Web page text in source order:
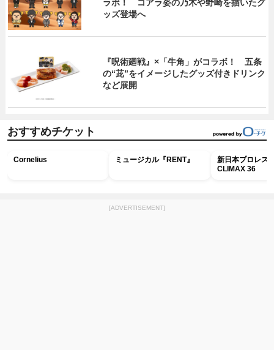
ラボ！ コアラ姿の乃木や野崎を描いたグ
ッズ登場へ
『呪術廻戦』×「牛角」がコラボ！ 五条
の“茈”をイメージしたグッズ付きドリンク
など展開
おすすめチケット
Cornelius ミュージカル『RENT』
新日本プロレス
CLIMAX 36
[ADVERTISEMENT]